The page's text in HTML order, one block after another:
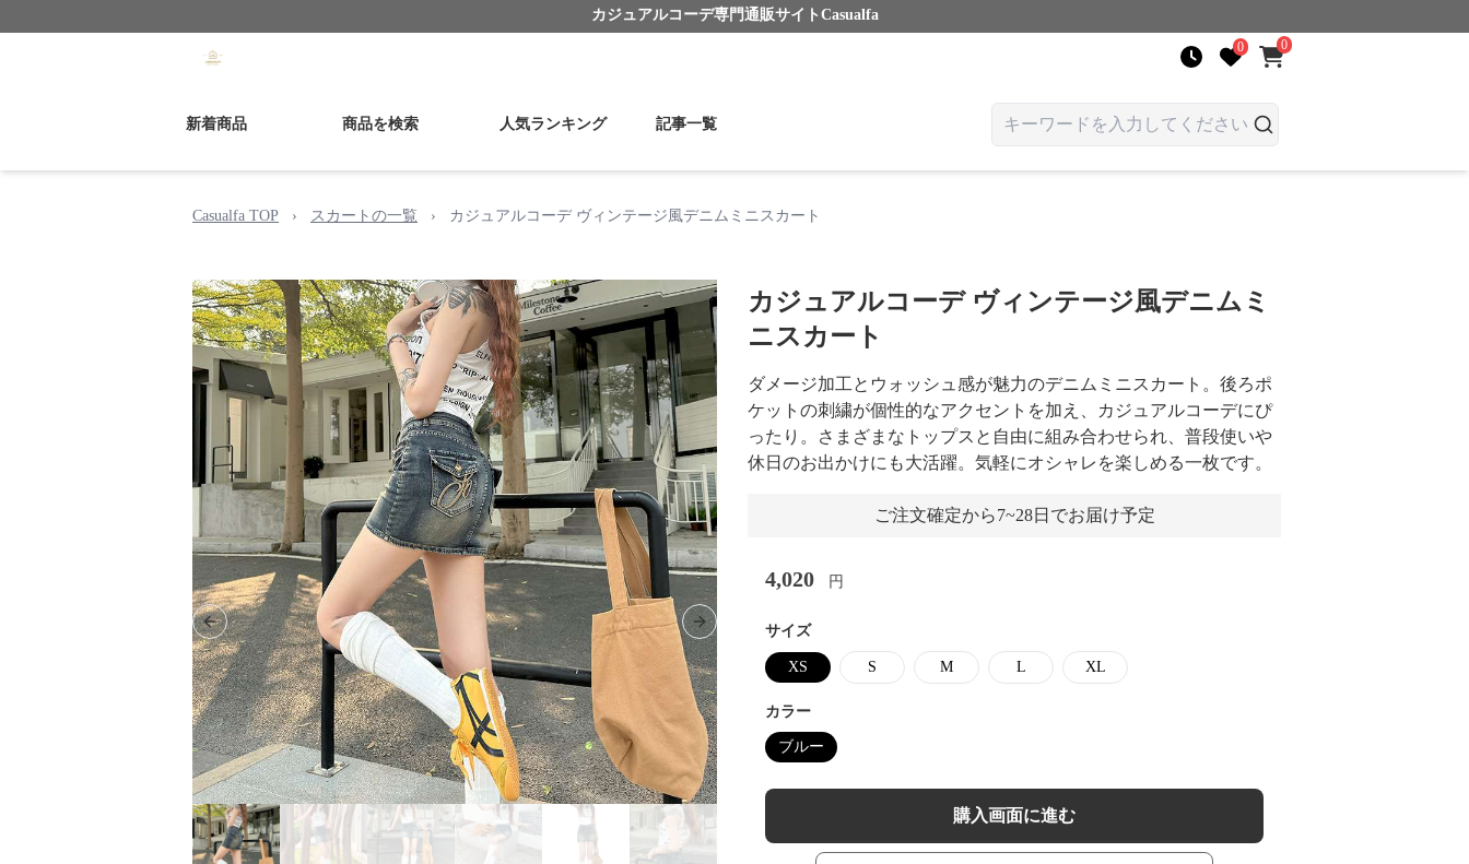
カジュアルコーデ専門通販サイト Casualfa
0 0
新着商品 商品を検索 人気ランキング 記事一覧
Casualfa TOP › スカートの一覧 › カジュアルコーデ ヴィンテージ風デニムミニスカート
Previous slide Next slide
カジュアルコーデ ヴィンテージ風デニムミ
ニスカート
ダメージ加工とウォッシュ感が魅力のデニムミニスカート。後ろポ
ケットの刺繍が個性的なアクセントを加え、カジュアルコーデにぴ
ったり。さまざまなトップスと自由に組み合わせられ、普段使いや
休日のお出かけにも大活躍。気軽にオシャレを楽しめる一枚です。
ご注文確定から7~28日でお届け予定
4,020 円
サイズ
XS S M L XL
カラー
ブルー
購入画面に進む